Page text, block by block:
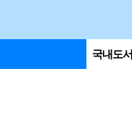
국내도서